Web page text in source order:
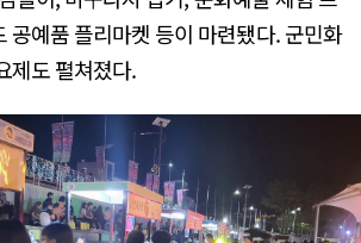
공예품 플리마켓 등이 마련됐다. 군민화
제도 펼쳐졌다.